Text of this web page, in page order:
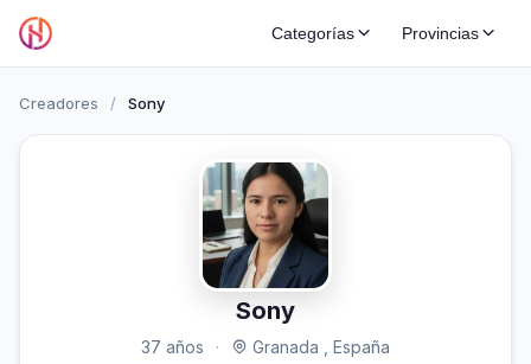
Categorías Provincias
Creadores / Sony
Sony
37 años · Granada , España